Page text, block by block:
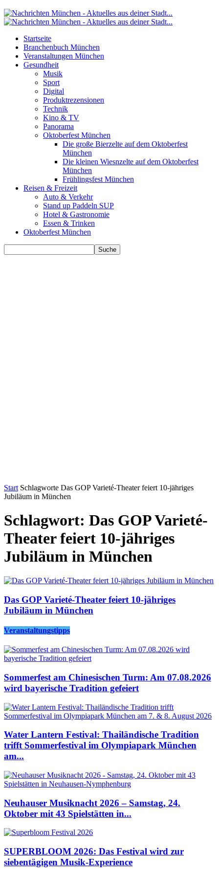
Startseite
Branchenbuch München
Veranstaltungen München
Gesundheit
Musik
Sport
Digital
Produktrezensionen
Technik
Kino & TV
Panorama
Oktoberfest München
Die große Bierzelte auf dem Oktoberfest
München
Die kleinen Wiesnzelte auf dem Oktoberfest
München
Frühlingsfest München
Reisen & Freizeit
Auto & Verkehr
Stand up Paddeln SUP
Hotel & Gastronomie
Essen & Trinken
Oktoberfest München
Start Schlagworte Das GOP Varieté-Theater feiert 10-jähriges
Jubiläum in München
Schlagwort: Das GOP Varieté-
Theater feiert 10-jähriges
Jubiläum in München
Das GOP Varieté-Theater feiert 10-jähriges
Jubiläum in München
Veranstaltungstipps
Sommerfest am Chinesischen Turm: Am 07.08.2026
wird bayerische Tradition gefeiert
Water Lantern Festival: Thailändische Tradition
trifft Sommerfestival im Olympiapark München
am...
Neuhauser Musiknacht 2026 – Samstag, 24.
Oktober mit 43 Spielstätten in...
SUPERBLOOM 2026: Das Festival wird zur
siebentägigen Musik-Experience